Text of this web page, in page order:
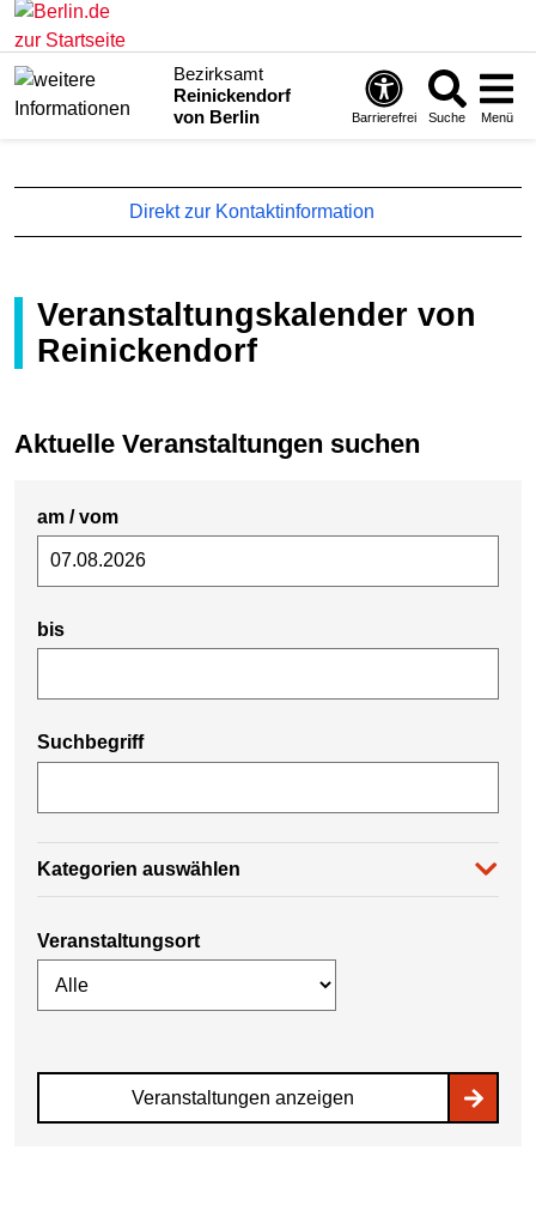
Bezirksamt
Reinickendorf
von Berlin
Barrierefrei Suche Menü
Direkt zur Kontaktinformation
Veranstaltungskalender von
Reinickendorf
Aktuelle Veranstaltungen suchen
am / vom
bis
Suchbegriff
Kategorien auswählen
Veranstaltungsort
Veranstaltungen anzeigen